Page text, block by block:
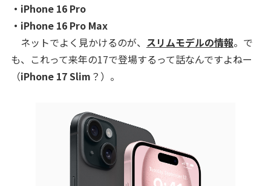
・iPhone 16 Pro
・iPhone 16 Pro Max
ネットでよく見かけるのが、 スリムモデルの情報。で
も、これって来年の17で登場するって話なんですよねー
（iPhone 17 Slim ？）。